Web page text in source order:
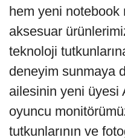
hem yeni
aksesuar
teknoloji
deneyim sunmaya
ailesinin yeni üyesi
oyuncu
tutkunlarının ve